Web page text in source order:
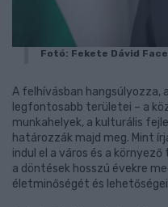
Fotó: Fekete Dávid
A felhívásban hangsúlyozza,
legfontosabb területei – a
munkahelyek, a kulturális
határozzák majd meg. Mint
indul el a város és a
a döntések hosszú évekre
életminőségét és